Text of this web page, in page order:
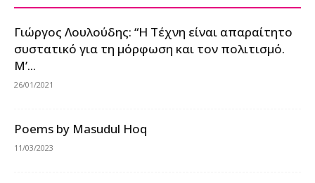
Γιώργος Λουλούδης: “Η Τέχνη είναι απαραίτητο
συστατικό για τη μόρφωση και τον πολιτισμό.
Μ’...
26/01/2021
Poems by Masudul Hoq
11/03/2023